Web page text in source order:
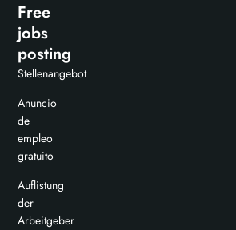
Free
jobs
posting
Stellenangebot
Anuncio
de
empleo
gratuito
Auflistung
der
Arbeitgeber